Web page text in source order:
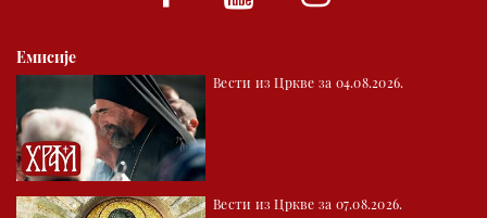
Емисије
Вести из Цркве за 04.08.2026.
Вести из Цркве за 07.08.2026.